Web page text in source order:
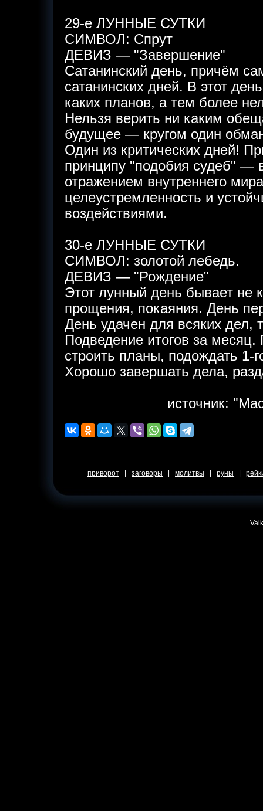
29-е ЛУННЫЕ СУТКИ
СИМВОЛ: Спрут
ДЕВИЗ — "Завершение"
Сатанинский день, причём
сатанинских дней. В этот
каких планов, а тем более
Нельзя верить ни каким
будущее — кругом один
Один из критических дней!
принципу "подобия судеб" —
отражением внутреннего
целеустремленность и
воздействиями.
30-е ЛУННЫЕ СУТКИ
СИМВОЛ: золотой лебедь.
ДЕВИЗ — "Рождение"
Этот лунный день бывает
прощения, покаяния. День
День удачен для всяких дел,
Подведение итогов за
строить планы, подождать 1-
Хорошо завершать дела,
источник:
приворот заговоры молитвы руны